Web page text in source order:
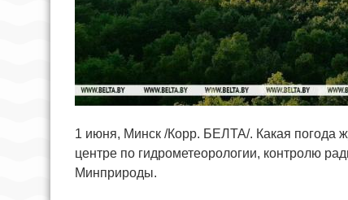
1 июня, Минск /Корр. БЕЛТА/. Какая погода
центре по гидрометеорологии, контролю
Минприроды.